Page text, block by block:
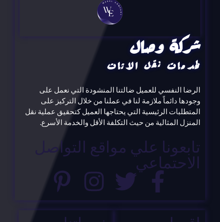
شركة وصال
لخدمات نقل الاثاث
الرضا النفسي للعميل ضالتنا المنشودة التي نعمل على
وجودها دائماً ملازمة لنا في عملنا من خلال التركيز على
المتطلبات الرئيسية التي يحتاجها العميل كتحقيق عملية نقل
المنزل المثالية من حيث التكلفة الأقل والخدمة الأسرع.
تابعونا علي مواقع التواصل
الاحتماعي